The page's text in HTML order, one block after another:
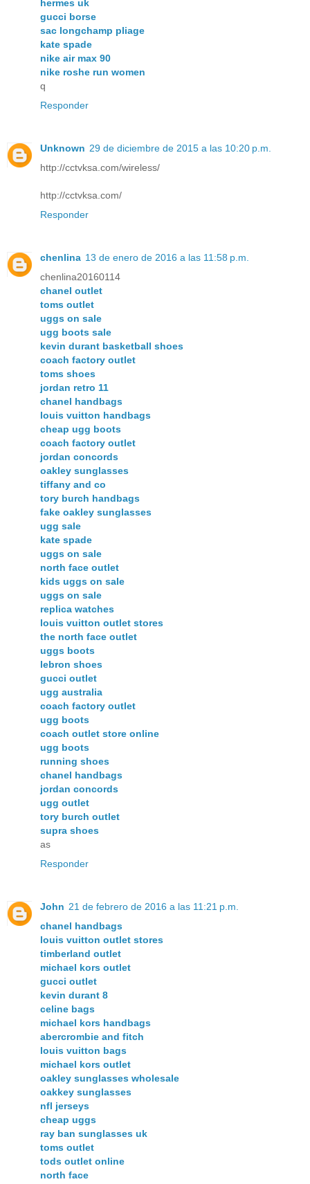
hermes uk
gucci borse
sac longchamp pliage
kate spade
nike air max 90
nike roshe run women
q
Responder
Unknown 29 de diciembre de 2015 a las 10:20 p.m.
http://cctvksa.com/wireless/
http://cctvksa.com/
Responder
chenlina 13 de enero de 2016 a las 11:58 p.m.
chenlina20160114
chanel outlet
toms outlet
uggs on sale
ugg boots sale
kevin durant basketball shoes
coach factory outlet
toms shoes
jordan retro 11
chanel handbags
louis vuitton handbags
cheap ugg boots
coach factory outlet
jordan concords
oakley sunglasses
tiffany and co
tory burch handbags
fake oakley sunglasses
ugg sale
kate spade
uggs on sale
north face outlet
kids uggs on sale
uggs on sale
replica watches
louis vuitton outlet stores
the north face outlet
uggs boots
lebron shoes
gucci outlet
ugg australia
coach factory outlet
ugg boots
coach outlet store online
ugg boots
running shoes
chanel handbags
jordan concords
ugg outlet
tory burch outlet
supra shoes
as
Responder
John 21 de febrero de 2016 a las 11:21 p.m.
chanel handbags
louis vuitton outlet stores
timberland outlet
michael kors outlet
gucci outlet
kevin durant 8
celine bags
michael kors handbags
abercrombie and fitch
louis vuitton bags
michael kors outlet
oakley sunglasses wholesale
oakkey sunglasses
nfl jerseys
cheap uggs
ray ban sunglasses uk
toms outlet
tods outlet online
north face